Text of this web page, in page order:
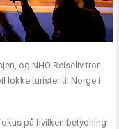
og NHO Reiseliv tror
lokke turister til Norge i
på hvilken betydning